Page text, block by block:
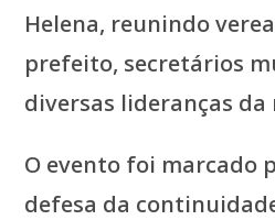
Helena, reunindo
prefeito, secretários
diversas lideranças da
O evento foi marcado
defesa da